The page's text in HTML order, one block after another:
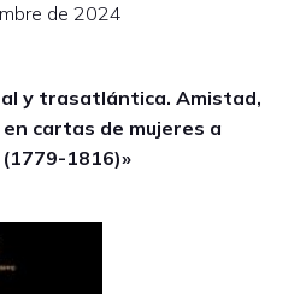
de 2024
y trasatlántica. Amistad,
cartas de mujeres a
1816)»